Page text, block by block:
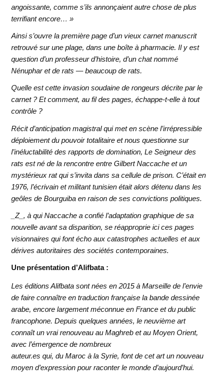
angoissante, comme s’ils annonçaient autre chose de plus
terrifiant encore… »
Ainsi s’ouvre la première page d’un vieux carnet manuscrit
retrouvé sur une plage, dans une boîte à pharmacie. Il y est
question d’un professeur d’histoire, d’un chat nommé
Nénuphar et de rats — beaucoup de rats.
Quelle est cette invasion soudaine de rongeurs décrite par le
carnet ? Et comment, au fil des pages, échappe-t-elle à tout
contrôle ?
Récit d’anticipation magistral qui met en scène l’irrépressible
déploiement du pouvoir totalitaire et nous questionne sur
l’inéluctabilité des rapports de domination, Le Seigneur des
rats est né de la rencontre entre Gilbert Naccache et un
mystérieux rat qui s’invita dans sa cellule de prison. C’était en
1976, l’écrivain et militant tunisien était alors détenu dans les
geôles de Bourguiba en raison de ses convictions politiques.
_Z_, à qui Naccache a confié l’adaptation graphique de sa
nouvelle avant sa disparition, se réapproprie ici ces pages
visionnaires qui font écho aux catastrophes actuelles et aux
dérives autoritaires des sociétés contemporaines.
Une présentation d’Alifbata :
Les éditions Alifbata sont nées en 2015 à Marseille de l’envie
de faire connaître en traduction française la bande dessinée
arabe, encore largement méconnue en France et du public
francophone. Depuis quelques années, le neuvième art
connaît un vrai renouveau au Maghreb et au Moyen Orient,
avec l’émergence de nombreux
auteur.es qui, du Maroc à la Syrie, font de cet art un nouveau
moyen d’expression pour raconter le monde d’aujourd’hui.